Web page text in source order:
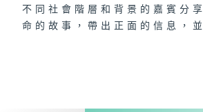
不同社會階層和背景的嘉賓分
命的故事，帶出正面的信息，